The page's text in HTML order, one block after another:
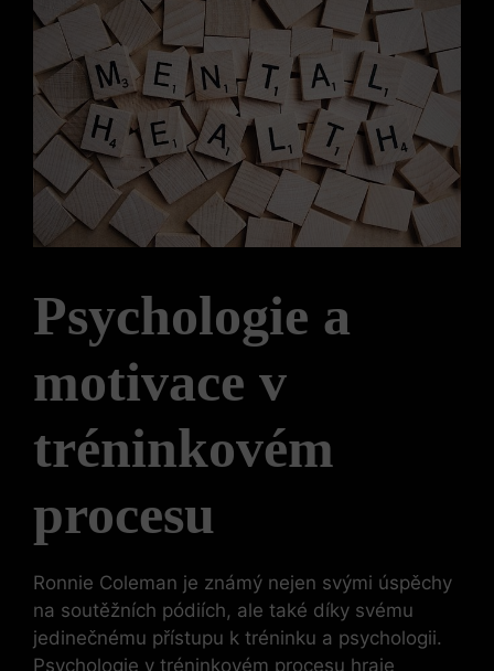
Psychologie a
motivace v
tréninkovém
procesu
Ronnie Coleman je známý nejen svými úspěchy
na soutěžních pódiích, ale také díky svému
jedinečnému přístupu k tréninku a psychologii.
Psychologie v tréninkovém procesu hraje